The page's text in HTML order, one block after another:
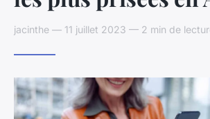
jacinthe — 11 juillet 2023 — 2 min de